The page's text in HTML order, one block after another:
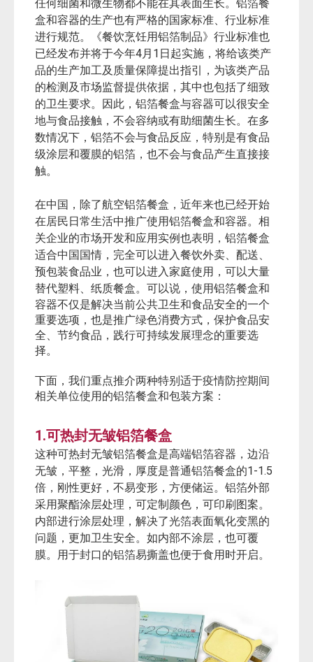
任何细菌和微生物都不能在其表面生长。铝箔餐
盒和容器的生产也有严格的国家标准、行业标准
进行规范。《餐饮烹饪用铝箔制品》行业标准也
已经发布并将于今年4月 1 日起实施，将给该类产
品的生产加工及质量保障提出指引，为该类产品
的检测及市场监督提供依据，其中也包括了细致
的卫生要求。因此，铝箔餐盒与容器可以很安全
地与食品接触，不会容纳或有助细菌生长。在多
数情况下，铝箔不会与食品反应，特别是有食品
级涂层和覆膜的铝箔，也不会与食品产生直接接
触。
在中国，除了航空铝箔餐盒，近年来也已经开始
在居民日常生活中推广使用铝箔餐盒和容器。相
关企业的市场开发和应用实例也表明，铝箔餐盒
适合中国国情，完全可以进入餐饮外卖、配送、
预包装食品业，也可以进入家庭使用，可以大量
替代塑料、纸质餐盒。 可以说，使用铝箔餐盒和
容器不仅是解决当前公共卫生和食品安全的一个
重要选项，也是推广绿色消费方式，保护食品安
全、节约食品，践行可持续发展理念的重要选
择。
下面，我们重点推介两种特别适于疫情防控期间
相关单位使用的铝箔餐盒和包装方案：
1.可热封无皱铝箔餐盒
这种可热封无皱铝箔餐盒是高端铝箔容器，边沿
无皱，平整，光滑，厚度是普通铝箔餐盒的1-1.5
倍，刚性更好，不易变形，方便储运。铝箔外部
采用聚酯涂层处理，可定制颜色，可印刷图案。
内部进行涂层处理，解决了光箔表面氧化变黑的
问题，更加卫生安全。如内部不涂层，也可覆
膜。用于封口的铝箔易撕盖也便于食用时开启。